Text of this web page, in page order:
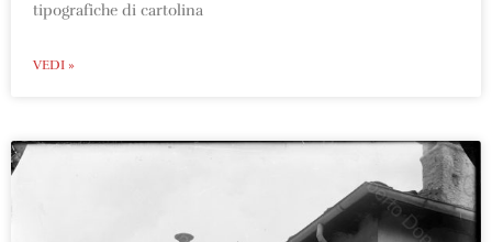
tipografiche di cartolina
VEDI »